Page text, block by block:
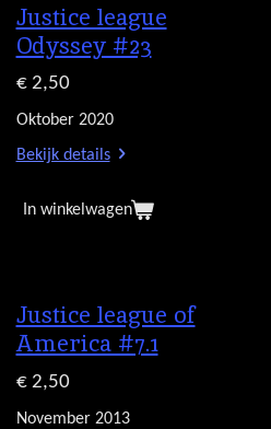
Justice league
Odyssey #23
€ 2,50
Oktober 2020
Bekijk details
In winkelwagen
Justice league of
America #7.1
€ 2,50
November 2013